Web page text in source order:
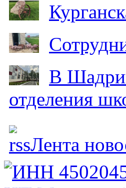
В
отделения
Лента